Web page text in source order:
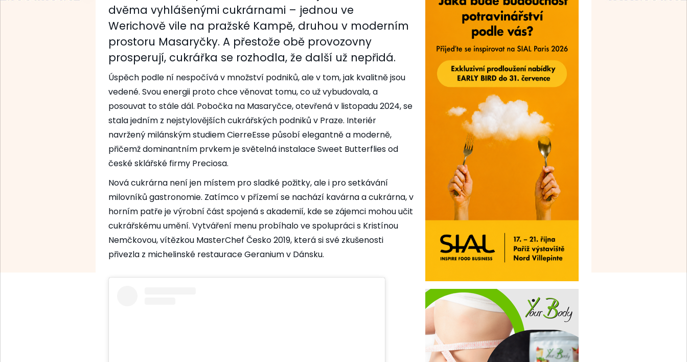
dvěma vyhlášenými cukrárnami – jednou ve
Werichově vile na pražské Kampě, druhou v moderním
prostoru Masaryčky. A přestože obě provozovny
prosperují, cukrářka se rozhodla, že další už nepřidá.
Úspěch podle ní nespočívá v množství podniků, ale v tom, jak kvalitně jsou
vedené. Svou energii proto chce věnovat tomu, co už vybudovala, a
posouvat to stále dál. Pobočka na Masaryčce, otevřená v listopadu 2024, se
stala jedním z nejstylovějších cukrářských podniků v Praze. Interiér
navržený milánským studiem CierreEsse působí elegantně a moderně,
přičemž dominantním prvkem je světelná instalace Sweet Butterflies od
české sklářské firmy Preciosa.
Nová cukrárna není jen místem pro sladké požitky, ale i pro setkávání
milovníků gastronomie. Zatímco v přízemí se nachází kavárna a cukrárna, v
horním patře je výrobní část spojená s akademií, kde se zájemci mohou učit
cukrářskému umění. Vytváření menu probíhalo ve spolupráci s Kristínou
Nemčkovou, vítězkou MasterChef Česko 2019, která si své zkušenosti
přivezla z michelinské restaurace Geranium v Dánsku.